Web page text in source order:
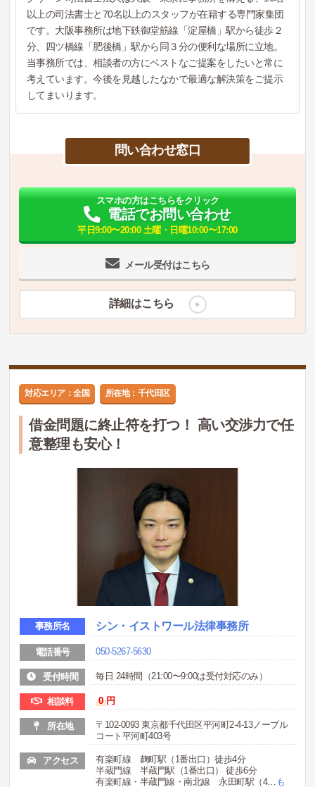
以上の司法書士と70名以上のスタッフが在籍する専門家集団
です。大阪事務所は地下鉄御堂筋線「淀屋橋」駅から徒歩２
分、四ツ橋線「肥後橋」駅から同３分の便利な場所に立地。
当事務所では、相談者の方にベストなご提案をしたいと常に
考えています。今後を見越したなかで最適な解決策をご提示
してまいります。
問い合わせ窓口
メール受付はこちら
スマホの方はこちらをクリック
電話でお問い合わせ
平日9:00〜20:00 土曜・日曜10:00〜17:00
詳細はこちら
対応エリア：全国 所在地：千代田区
借金問題に終止符を打つ！ 高い交渉力で任
意整理も安心！
事務所名 シン・イストワール法律事務所
電話番号 050-5267-5630
受付時間 毎日 24時間（21:00〜9:00は受付対応のみ）
相談料 0 円
所在地
〒102-0093 東京都千代田区平河町2-4-13ノーブル
コート平河町403号
アクセス
有楽町線 麹町駅（1番出口）徒歩4分
半蔵門線 半蔵門駅（1番出口） 徒歩6分
有楽町線・半蔵門線・南北線 永田町駅（4…
も